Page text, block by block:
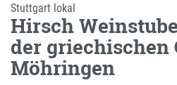
Stuttgart lokal
Hirsch
der griechischen
Möhringen